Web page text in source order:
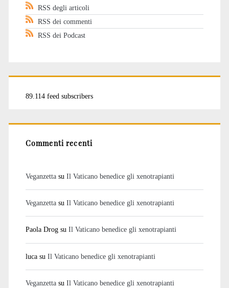
RSS degli articoli
RSS dei commenti
RSS dei Podcast
89.114 feed subscribers
Commenti recenti
Veganzettasu Il Vaticano benedice gli xenotrapianti
Veganzettasu Il Vaticano benedice gli xenotrapianti
Paola Drogsu Il Vaticano benedice gli xenotrapianti
lucasu Il Vaticano benedice gli xenotrapianti
Veganzettasu Il Vaticano benedice gli xenotrapianti